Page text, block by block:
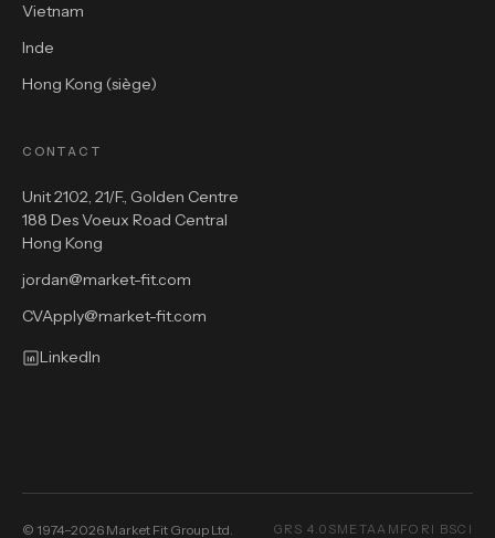
Vietnam
Inde
Hong Kong (siège)
CONTACT
Unit 2102, 21/F., Golden Centre
188 Des Voeux Road Central
Hong Kong
jordan@market-fit.com
CVApply@market-fit.com
LinkedIn
© 1974–2026 Market Fit Group Ltd. GRS 4.0 SMETAAMFORI BSCI